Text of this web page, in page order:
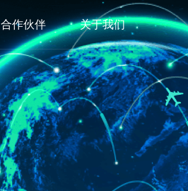
合作伙伴 关于我们